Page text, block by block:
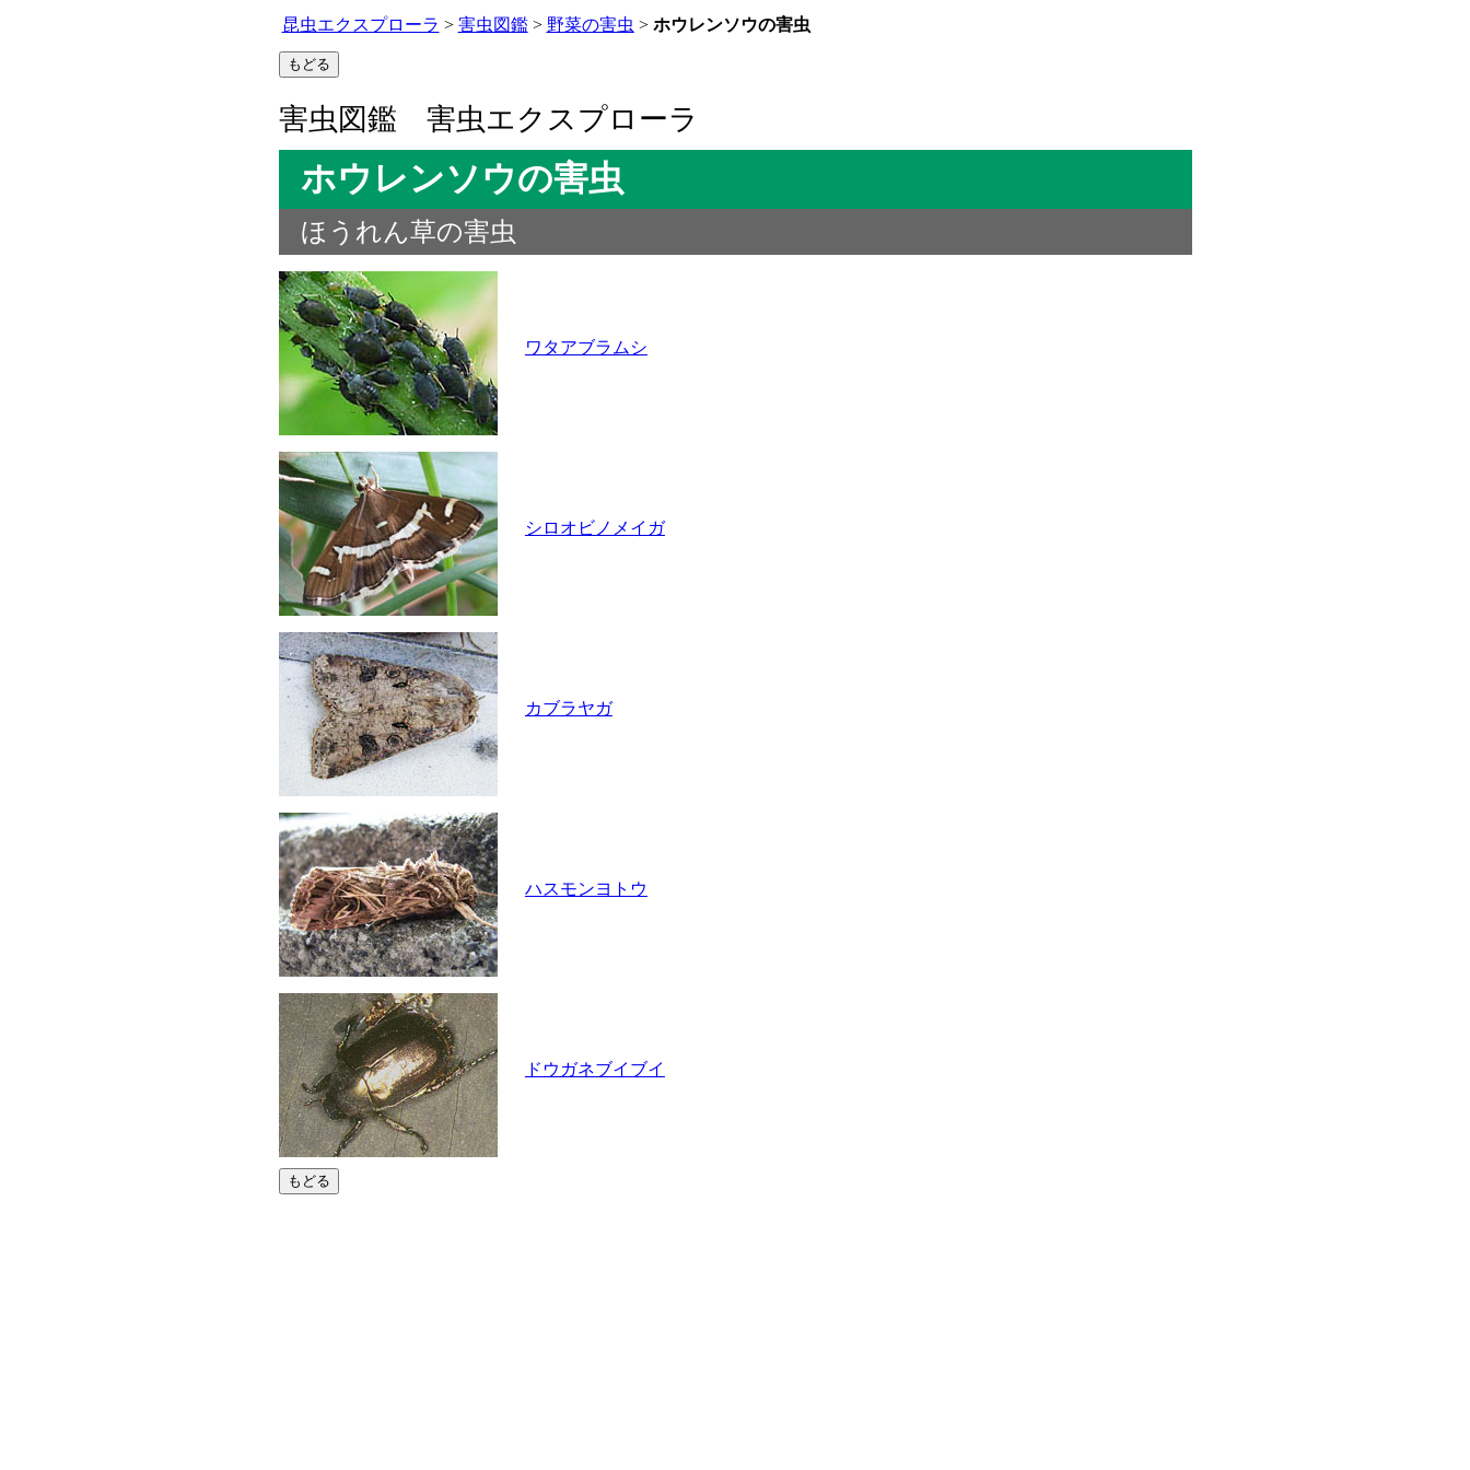
昆虫エクスプローラ > 害虫図鑑 > 野菜の害虫 > ホウレンソウの害虫
害虫図鑑 害虫エクスプローラ
ホウレンソウの害虫
ほうれん草の害虫
ワタアブラムシ
シロオビノメイガ
カブラヤガ
ハスモンヨトウ
ドウガネブイブイ